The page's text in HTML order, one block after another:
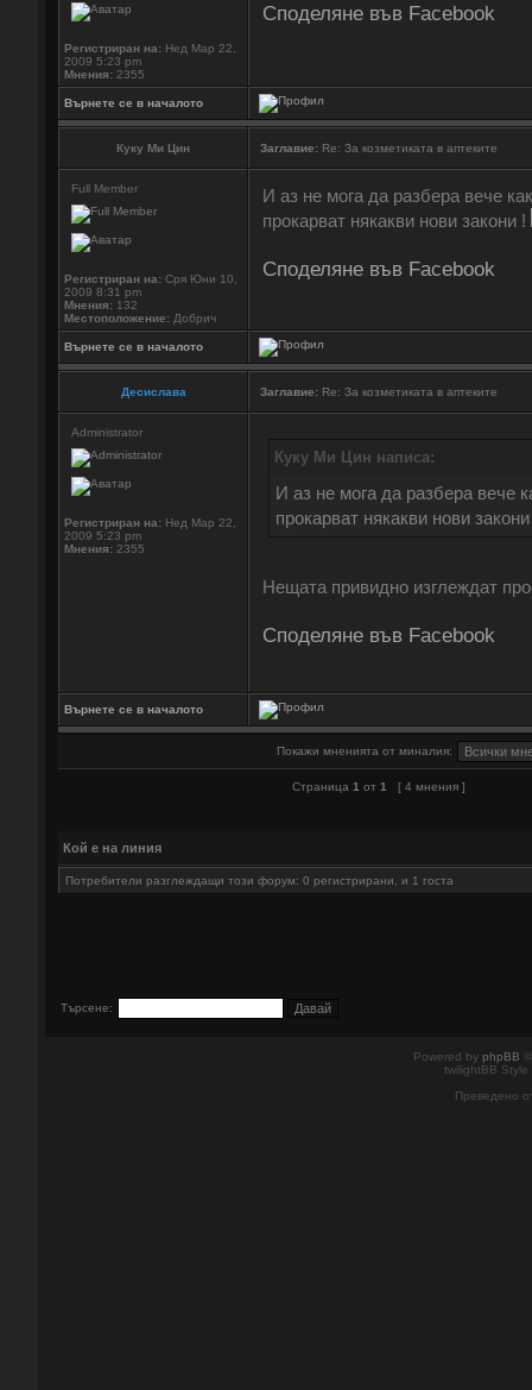
Регистриран на: Нед Мар 22,
2009 5:23 pm
Мнения: 2355
Споделяне във Facebook
Върнете се в началото
Куку Ми Цин Заглавие: Re: За козметиката в аптеките
Full Member
Регистриран на: Сря Юни 10,
2009 8:31 pm
Мнения: 132
Местоположение: Добрич
И аз не мога да разбера вече
прокарват някакви нови закони !
Споделяне във Facebook
Върнете се в началото
Десислава Заглавие: Re: За козметиката в аптеките
Administrator
Регистриран на: Нед Мар 22,
2009 5:23 pm
Мнения: 2355
Куку Ми Цин написа:
И аз не мога да разбера вече
прокарват някакви нови
Нещата привидно изглеждат
Споделяне във Facebook
Върнете се в началото
Покажи мненията от миналия:
Страница 1 от 1 [ 4 мнения ]
Кой е на линия
Потребители разглеждащи този форум: 0 регистрирани, и 1 госта
Търсене:
Powered by phpBB
twilightBB
Преведено